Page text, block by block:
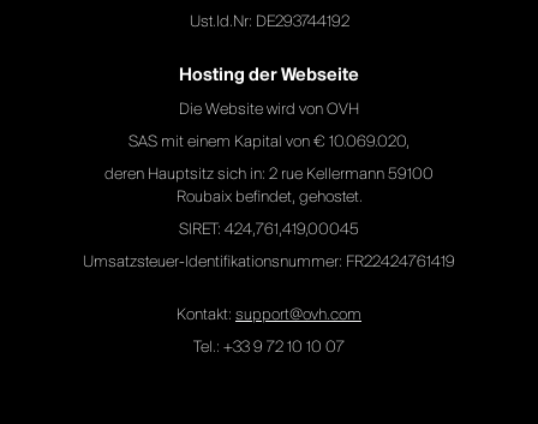
Ust.Id.Nr: DE293744192
Hosting der Webseite
Die Website wird von OVH
SAS mit einem Kapital von € 10.069.020,
deren Hauptsitz sich in: 2 rue Kellermann 59100
Roubaix befindet, gehostet.
SIRET: 424,761,419,00045
Umsatzsteuer-Identifikationsnummer: FR22424761419
Kontakt: support@ovh.com
Tel.: +33 9 72 10 10 07